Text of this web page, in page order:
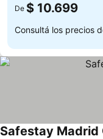
De $ 10.699
Consultá los precios
Safestay Madrid